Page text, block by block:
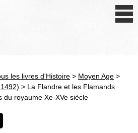
Antiquité
les livres d'Histoire > Moyen Age >
> La Flandre et les Flamands
du royaume Xe-XVe siècle